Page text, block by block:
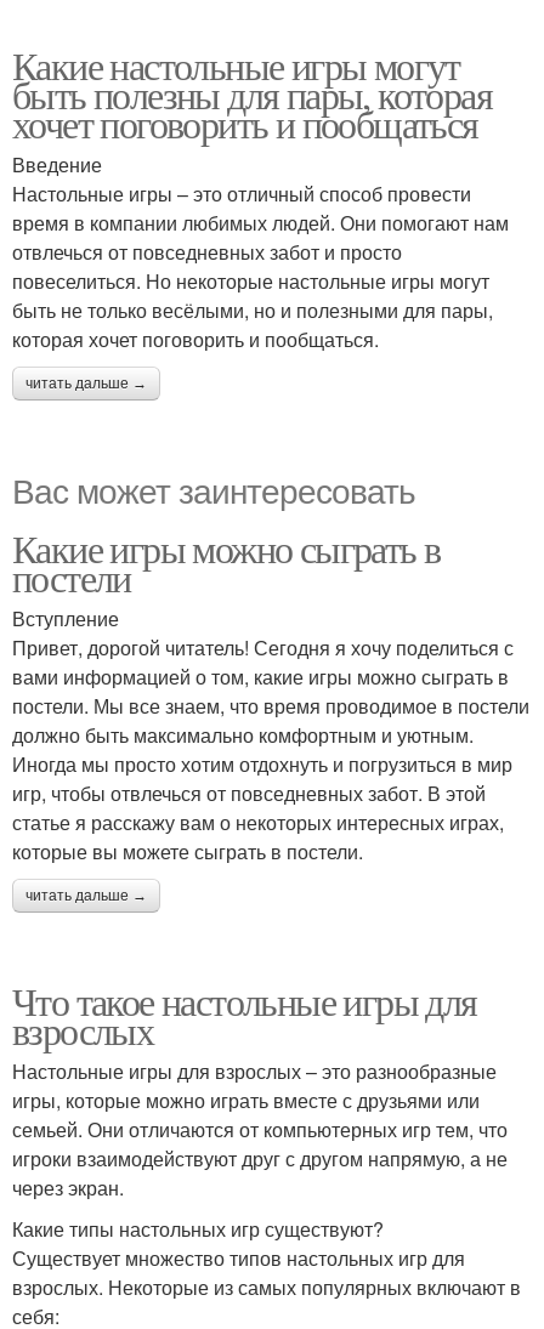
Какие настольные игры могут
быть полезны для пары, которая
хочет поговорить и пообщаться
Введение
Настольные игры – это отличный способ провести
время в компании любимых людей. Они помогают нам
отвлечься от повседневных забот и просто
повеселиться. Но некоторые настольные игры могут
быть не только весёлыми, но и полезными для пары,
которая хочет поговорить и пообщаться.
читать дальше →
Вас может заинтересовать
Какие игры можно сыграть в
постели
Вступление
Привет, дорогой читатель! Сегодня я хочу поделиться с
вами информацией о том, какие игры можно сыграть в
постели. Мы все знаем, что время проводимое в постели
должно быть максимально комфортным и уютным.
Иногда мы просто хотим отдохнуть и погрузиться в мир
игр, чтобы отвлечься от повседневных забот. В этой
статье я расскажу вам о некоторых интересных играх,
которые вы можете сыграть в постели.
читать дальше →
Что такое настольные игры для
взрослых
Настольные игры для взрослых – это разнообразные
игры, которые можно играть вместе с друзьями или
семьей. Они отличаются от компьютерных игр тем, что
игроки взаимодействуют друг с другом напрямую, а не
через экран.
Какие типы настольных игр существуют?
Существует множество типов настольных игр для
взрослых. Некоторые из самых популярных включают в
себя: